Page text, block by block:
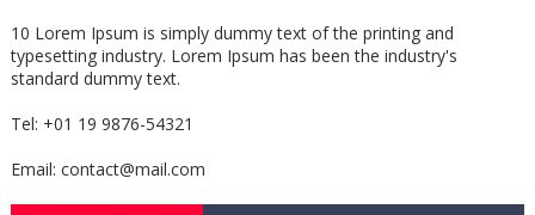
10 Lorem Ipsum is simply dummy text of the printing and
typesetting industry. Lorem Ipsum has been the industry's
standard dummy text.
Tel: +01 19 9876-54321
Email: contact@mail.com